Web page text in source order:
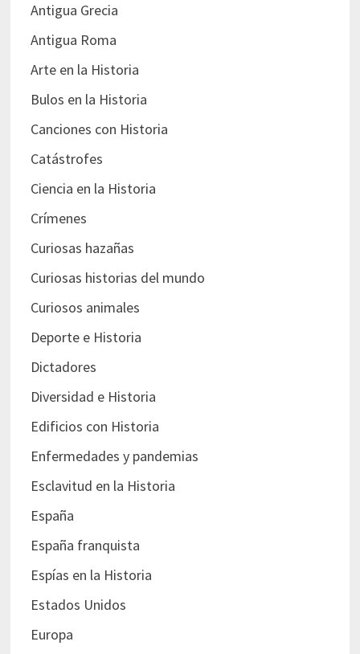
Antigua Grecia
Antigua Roma
Arte en la Historia
Bulos en la Historia
Canciones con Historia
Catástrofes
Ciencia en la Historia
Crímenes
Curiosas hazañas
Curiosas historias del mundo
Curiosos animales
Deporte e Historia
Dictadores
Diversidad e Historia
Edificios con Historia
Enfermedades y pandemias
Esclavitud en la Historia
España
España franquista
Espías en la Historia
Estados Unidos
Europa